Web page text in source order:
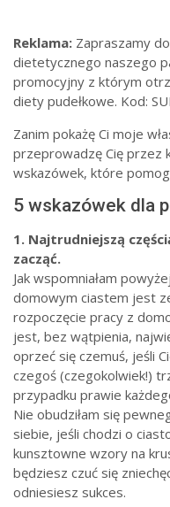
Reklama: Zapraszamy
dietetycznego naszego
promocyjny z którym
diety pudełkowe. Kod:
Zanim pokażę Ci moje
przeprowadzę Cię przez
wskazówek, które
5 wskazówek dla
1. Najtrudniejszą
zacząć.
Jak wspomniałam
domowym ciastem jest
rozpoczęcie pracy z
jest, bez wątpienia,
oprzeć się czemuś, jeśli
czegoś (czegokolwiek!)
przypadku prawie
Nie obudziłam się
siebie, jeśli chodzi o
kunsztowne wzory na
będziesz czuć się
odniesiesz sukces.